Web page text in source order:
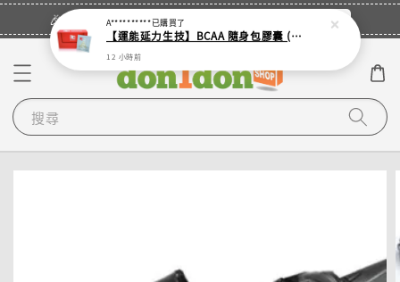
🎉登入會員・領取您的專屬折扣券！ 立即登入
搜尋
A**********已購買了
【運能延力生技】BCAA 隨身包膠囊 (單入 - 4顆裝鋁袋)
12 小時前